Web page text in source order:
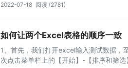
2022-07-18 阅读 (2781)
如何让两个Excel表格的顺序一致
1、首先，我们打开excel输入测试数据，
次点击菜单栏上的【开始】-【排序和筛